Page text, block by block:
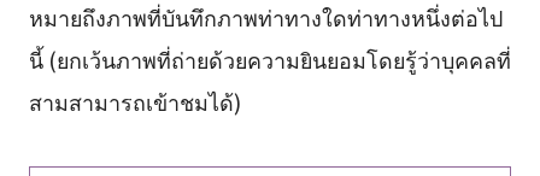
หมายถึงภาพที่บันทึกภาพท่าทางใดท่าทางหนึ่งต่อไป
นี้ (ยกเว้นภาพที่ถ่ายด้วยความยินยอมโดยรู้ว่าบุคคลที่
สามสามารถเข้าชมได้)